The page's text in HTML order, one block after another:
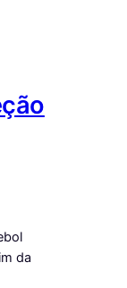
da